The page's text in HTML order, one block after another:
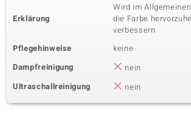
Erklärung
Wird im
die Farbe
verbessern
Pflegehinweise
keine
Dampfreinigung
nein
Ultraschallreinigung
nein